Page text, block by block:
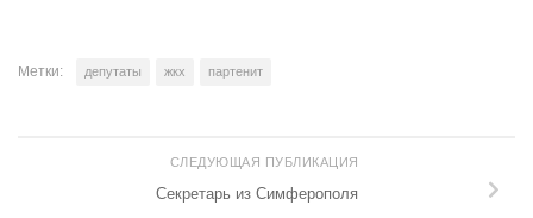
Метки: депутаты жкх партенит
СЛЕДУЮЩАЯ ПУБЛИКАЦИЯ
Секретарь из Симферополя